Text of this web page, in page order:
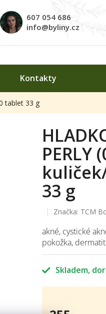
607 054 686
info@byliny.cz
Kontakty
tablet 33 g
Skladem
akné, cystické
pokožka,
PERLY
33 g
Značka: TCM